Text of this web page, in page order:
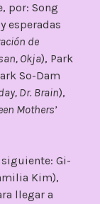
por: Song
esperadas
de
Okja), Park
So-Dam
Dr. Brain),
Mothers’
Gi-
Kim),
llegar a